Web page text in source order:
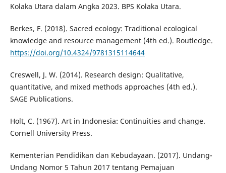
Kolaka Utara dalam Angka 2023. BPS Kolaka Utara.
Berkes, F. (2018). Sacred ecology: Traditional ecological
knowledge and resource management (4th ed.). Routledge.
https://doi.org/10.4324/9781315114644
Creswell, J. W. (2014). Research design: Qualitative,
quantitative, and mixed methods approaches (4th ed.).
SAGE Publications.
Holt, C. (1967). Art in Indonesia: Continuities and change.
Cornell University Press.
Kementerian Pendidikan dan Kebudayaan. (2017). Undang-
Undang Nomor 5 Tahun 2017 tentang Pemajuan